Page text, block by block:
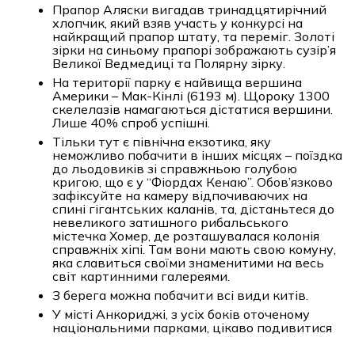
Прапор Аляски вигадав тринадцятирічний
хлопчик, який взяв участь у конкурсі на
найкращий прапор штату, та переміг. Золоті
зірки на синьому прапорі зображають сузір’я
Великої Ведмедиці та Полярну зірку.
На території парку є найвища вершина
Америки – Мак-Кінлі (6193 м). Щороку 1300
скелелазів намагаються дістатися вершини.
Лише 40% спроб успішні.
Тільки тут є північна екзотика, яку
неможливо побачити в інших місцях – поїздка
до льодовиків зі справжньою голубою
кригою, що є у “Фіордах Кенаю”. Обов’язково
зафіксуйте на камеру відпочиваючих на
спині гігантських каланів, та, дістаньтеся до
невеликого затишного рибальського
містечка Хомер, де розташувалася колонія
справжніх хіпі. Там вони мають свою комуну,
яка славиться своїми знаменитими на весь
світ картинними галереями.
З берега можна побачити всі види китів.
У місті Анкориджі, з усіх боків оточеному
національними парками, цікаво подивитися